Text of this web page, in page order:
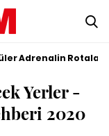
Adrenalin Rotaları
Yerler -
2020